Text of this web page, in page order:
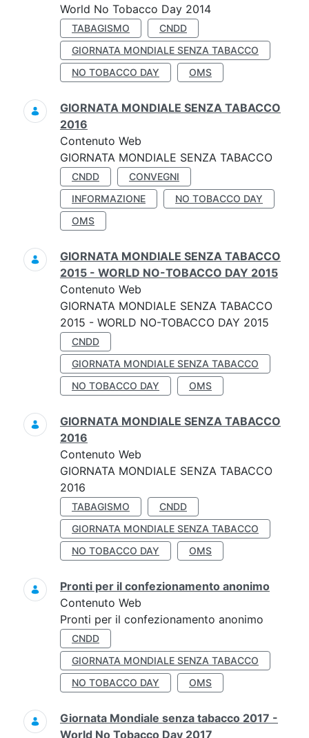
World No Tobacco Day 2014
TABAGISMO
CNDD
GIORNATA MONDIALE SENZA TABACCO
NO TOBACCO DAY
OMS
GIORNATA MONDIALE SENZA TABACCO
2016
Contenuto Web
GIORNATA MONDIALE SENZA TABACCO
CNDD
CONVEGNI
INFORMAZIONE
NO TOBACCO DAY
OMS
GIORNATA MONDIALE SENZA TABACCO
2015 - WORLD NO-TOBACCO DAY 2015
Contenuto Web
GIORNATA MONDIALE SENZA TABACCO
2015 - WORLD NO-TOBACCO DAY 2015
CNDD
GIORNATA MONDIALE SENZA TABACCO
NO TOBACCO DAY
OMS
GIORNATA MONDIALE SENZA TABACCO
2016
Contenuto Web
GIORNATA MONDIALE SENZA TABACCO
2016
TABAGISMO
CNDD
GIORNATA MONDIALE SENZA TABACCO
NO TOBACCO DAY
OMS
Pronti per il confezionamento anonimo
Contenuto Web
Pronti per il confezionamento anonimo
CNDD
GIORNATA MONDIALE SENZA TABACCO
NO TOBACCO DAY
OMS
Giornata Mondiale senza tabacco 2017 -
World No Tobacco Day 2017